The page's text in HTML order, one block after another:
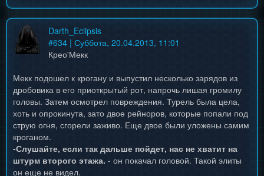
Darth_Eclipsis
#634 | Суббота, 20.04.2013, 11:01
Крео'Мекк
Мекк подошел к крогану и выпустил несколько зарядов из
дробовика в его приоткрытый рот, напрочь лишая громилу
головы. Затем осмотрел повреждения. Турель была цела,
хоть и опрокинута, зато двое рейноров, которые попали под
струю огня, сгорели заживо. Еще двое были уложены самим
кроганом.
-Слушайте, если так дальше пойдет, нас не хватит на
штурм второго этажа. - он покачал головой. Такой элиты
он еще не видел.